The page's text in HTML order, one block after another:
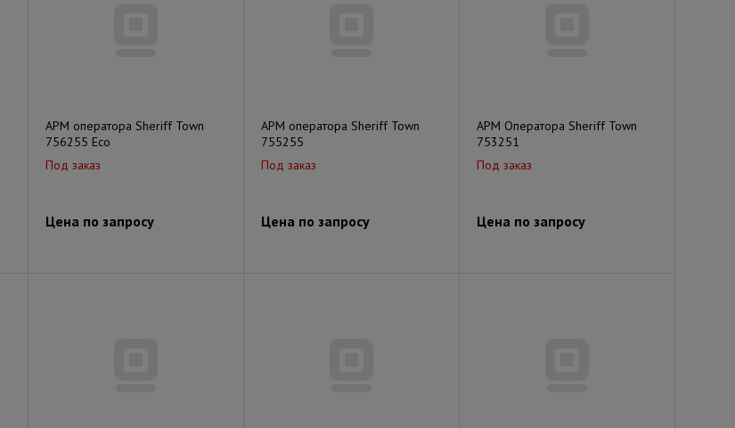
АРМ оператора Sheriff Town
756255 Eco
Под заказ
Цена по запросу
АРМ оператора Sheriff Town
755255
Под заказ
Цена по запросу
АРМ Оператора Sheriff Town
753251
Под заказ
Цена по запросу